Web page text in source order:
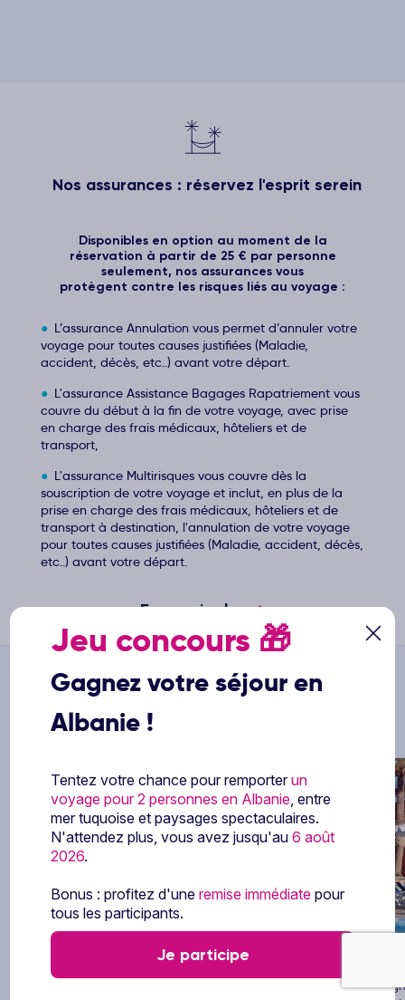
Nos assurances : réservez l'esprit serein
Disponibles en option au moment de la
réservation à partir de 25 € par personne
seulement, nos assurances vous
protègent contre les risques liés au voyage :
L’assurance Annulation vous permet d’annuler votre
voyage pour toutes causes justifiées (Maladie,
accident, décès, etc..) avant votre départ.
L'assurance Assistance Bagages Rapatriement vous
couvre du début à la fin de votre voyage, avec prise
en charge des frais médicaux, hôteliers et de
transport,
L'assurance Multirisques vous couvre dès la
souscription de votre voyage et inclut, en plus de la
prise en charge des frais médicaux, hôteliers et de
transport à destination, l'annulation de votre voyage
pour toutes causes justifiées (Maladie, accident, décès,
etc..) avant votre départ.
En savoir plus
Vous pourriez aussi aimer
Hôtel Taimar
Jeu concours 🎁
Gagnez votre séjour en
Albanie !
Tentez votre chance pour remporterun
voyage pour 2 personnes en Albanie, entre
mer tuquoise et paysages spectaculaires.
N'attendez plus, vous avez jusqu'au 6 août
2026.
Bonus : profitez d'uneremise immédiate pour
tous les participants.
Je participe